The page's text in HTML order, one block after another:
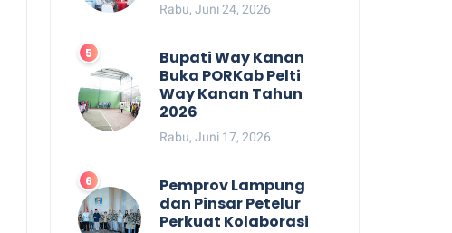
Rabu, Juni 24, 2026
Bupati Way Kanan
Buka PORKab Pelti
Way Kanan Tahun
2026
Rabu, Juni 17, 2026
Pemprov Lampung
dan Pinsar Petelur
Perkuat Kolaborasi